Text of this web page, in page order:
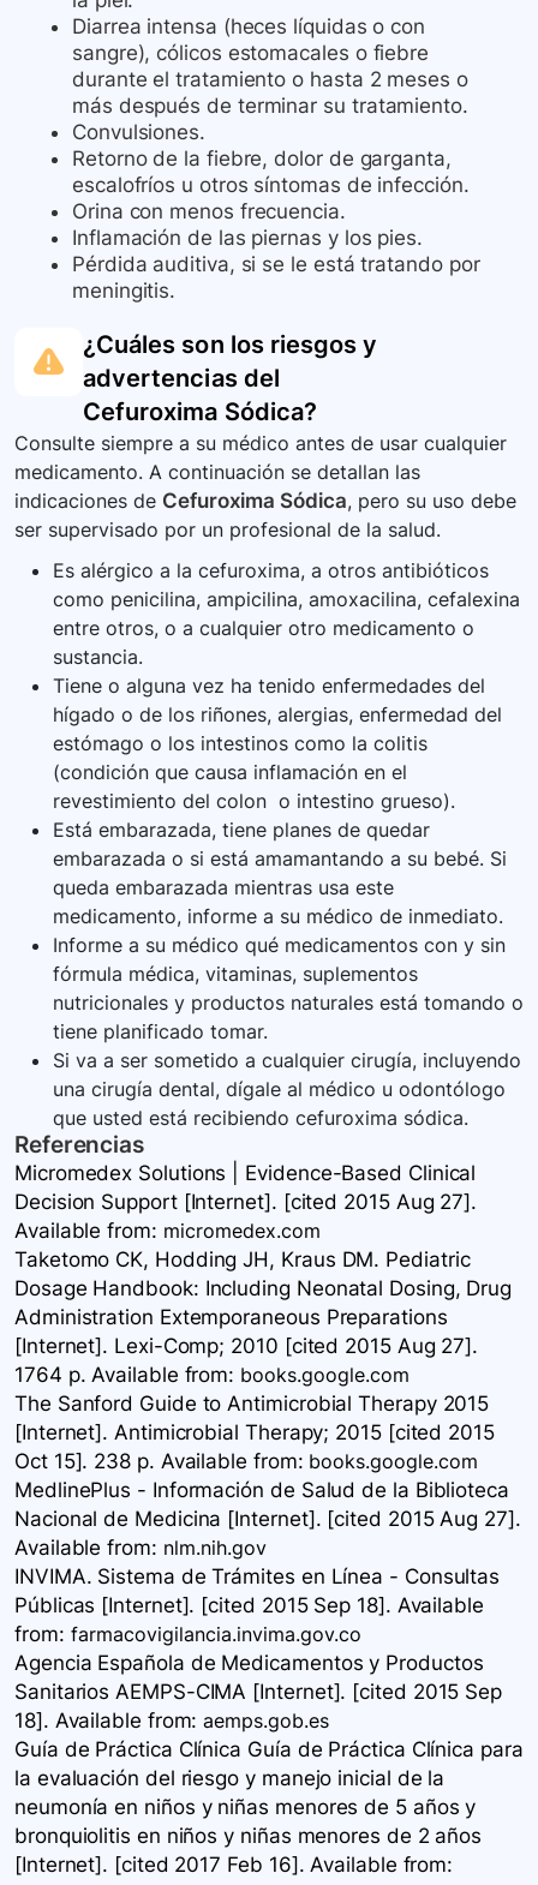
Diarrea intensa (heces líquidas o con
sangre), cólicos estomacales o fiebre
durante el tratamiento o hasta 2 meses o
más después de terminar su tratamiento.
Convulsiones.
Retorno de la fiebre, dolor de garganta,
escalofríos u otros síntomas de infección.
Orina con menos frecuencia.
Inflamación de las piernas y los pies.
Pérdida auditiva, si se le está tratando por
meningitis.
¿Cuáles son los riesgos y
advertencias del
Cefuroxima Sódica?
Consulte siempre a su médico antes de usar cualquier
medicamento. A continuación se detallan las
indicaciones de Cefuroxima Sódica, pero su uso debe
ser supervisado por un profesional de la salud.
Es alérgico a la cefuroxima, a otros antibióticos
como penicilina, ampicilina, amoxacilina, cefalexina
entre otros, o a cualquier otro medicamento o
sustancia.
Tiene o alguna vez ha tenido enfermedades del
hígado o de los riñones, alergias, enfermedad del
estómago o los intestinos como la colitis
(condición que causa inflamación en el
revestimiento del colon o intestino grueso).
Está embarazada, tiene planes de quedar
embarazada o si está amamantando a su bebé. Si
queda embarazada mientras usa este
medicamento, informe a su médico de inmediato.
Informe a su médico qué medicamentos con y sin
fórmula médica, vitaminas, suplementos
nutricionales y productos naturales está tomando o
tiene planificado tomar.
Si va a ser sometido a cualquier cirugía, incluyendo
una cirugía dental, dígale al médico u odontólogo
que usted está recibiendo cefuroxima sódica.
Referencias
Micromedex Solutions | Evidence-Based Clinical
Decision Support [Internet]. [cited 2015 Aug 27].
Available from: micromedex.com
Taketomo CK, Hodding JH, Kraus DM. Pediatric
Dosage Handbook: Including Neonatal Dosing, Drug
Administration Extemporaneous Preparations
[Internet]. Lexi-Comp; 2010 [cited 2015 Aug 27].
1764 p. Available from: books.google.com
The Sanford Guide to Antimicrobial Therapy 2015
[Internet]. Antimicrobial Therapy; 2015 [cited 2015
Oct 15]. 238 p. Available from: books.google.com
MedlinePlus - Información de Salud de la Biblioteca
Nacional de Medicina [Internet]. [cited 2015 Aug 27].
Available from: nlm.nih.gov
INVIMA. Sistema de Trámites en Línea - Consultas
Públicas [Internet]. [cited 2015 Sep 18]. Available
from: farmacovigilancia.invima.gov.co
Agencia Española de Medicamentos y Productos
Sanitarios AEMPS-CIMA [Internet]. [cited 2015 Sep
18]. Available from:aemps.gob.es
Guía de Práctica Clínica Guía de Práctica Clínica para
la evaluación del riesgo y manejo inicial de la
neumonía en niños y niñas menores de 5 años y
bronquiolitis en niños y niñas menores de 2 años
[Internet]. [cited 2017 Feb 16]. Available from: